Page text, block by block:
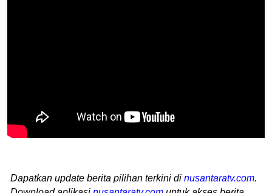
Dapatkan update berita pilihan terkini di nusantaratv.com.